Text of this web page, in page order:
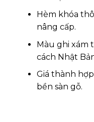
Hèm khóa
nâng cấp.
Màu ghi xám
cách Nhật
Giá thành
bền sàn gỗ.